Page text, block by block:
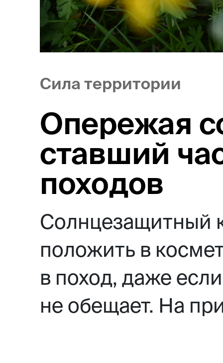
Сила территории
Опережая
ставший
походов
Солнцезащитный
положить в
в поход, даже
не обещает. На